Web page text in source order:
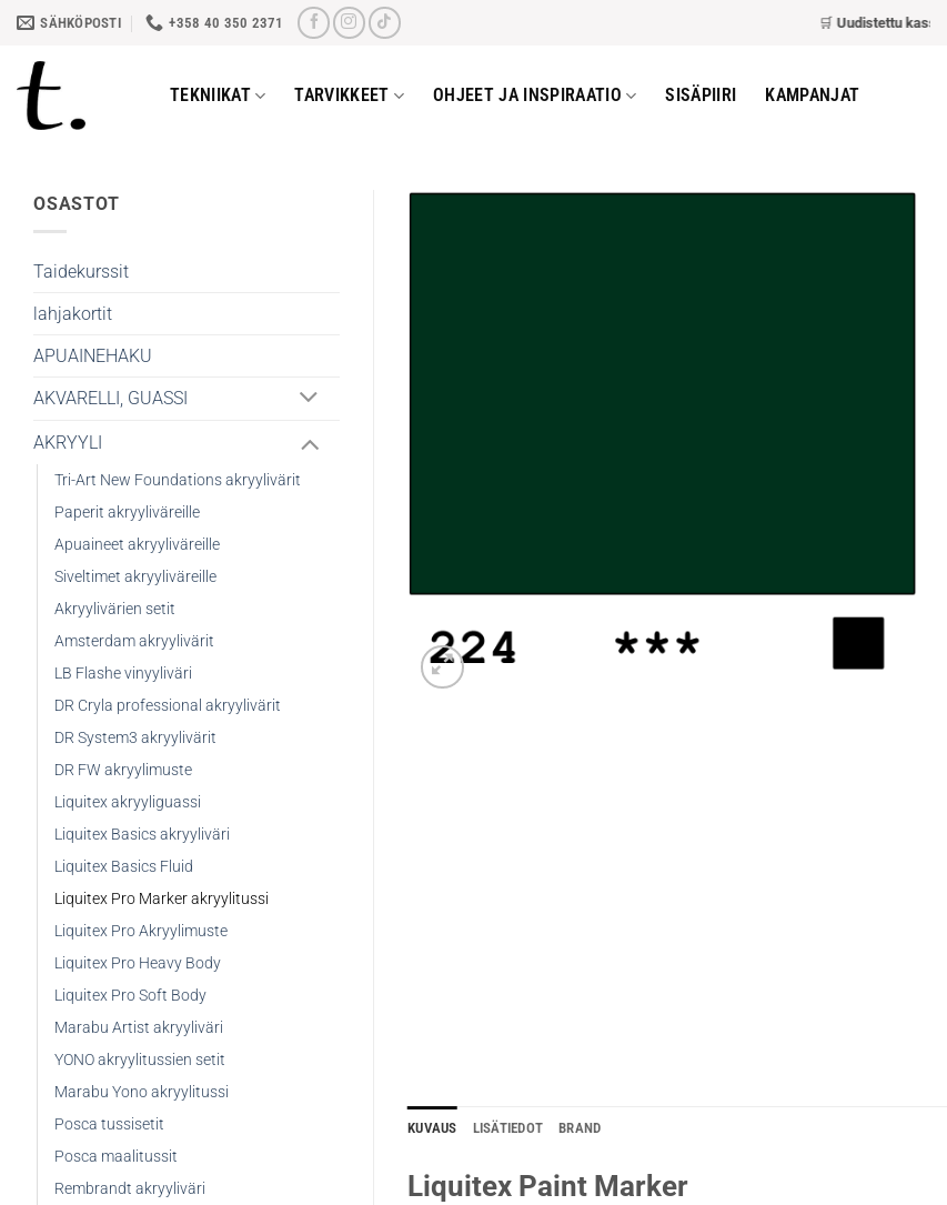
Skip
content
SÄHKÖPOSTI +358 40 350 2371 Uudistettu kassa–
TEKNIIKAT TARVIKKEET OHJEET JA INSPIRAATIO SISÄPIIRI KAMPANJAT
OSASTOT
Taidekurssit
lahjakortit
APUAINEHAKU
AKVARELLI, GUASSI
AKRYYLI
Tri-Art New Foundations akryylivärit
Paperit akryyliväreille
Apuaineet akryyliväreille
Siveltimet akryyliväreille
Akryylivärien setit
Amsterdam akryylivärit
LB Flashe vinyyliväri
DR Cryla professional akryylivärit
DR System3 akryylivärit
DR FW akryylimuste
Liquitex akryyliguassi
Liquitex Basics akryyliväri
Liquitex Basics Fluid
Liquitex Pro Marker akryylitussi
Liquitex Pro Akryylimuste
Liquitex Pro Heavy Body
Liquitex Pro Soft Body
Marabu Artist akryyliväri
YONO akryylitussien setit
Marabu Yono akryylitussi
Posca tussisetit
Posca maalitussit
Rembrandt akryyliväri
KUVAUS LISÄTIEDOT BRAND
Liquitex Paint Marker